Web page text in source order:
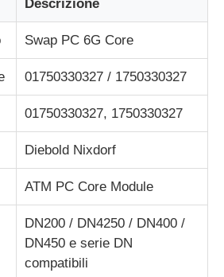
Descrizione
Swap PC 6G Core
01750330327 / 1750330327
01750330327, 1750330327
Diebold Nixdorf
ATM PC Core Module
DN200 / DN4250 / DN400 /
DN450 e serie DN
compatibili